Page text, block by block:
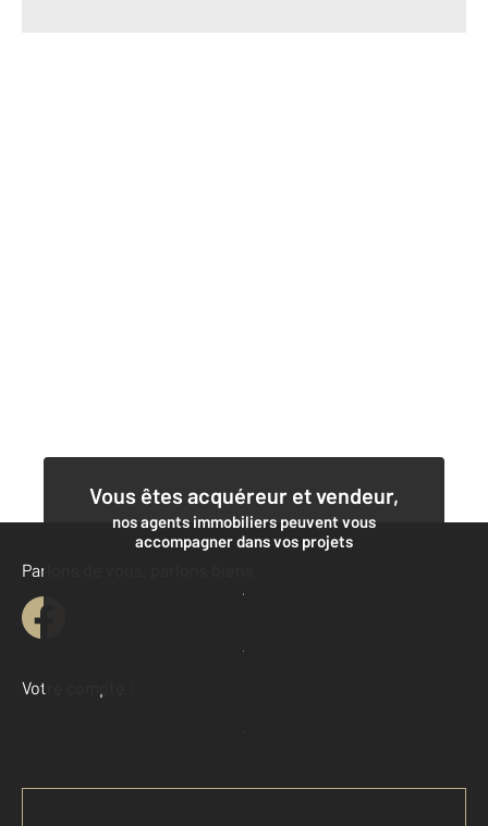
Vous êtes acquéreur et vendeur,
nos agents immobiliers peuvent vous
accompagner dans vos projets
Contacter l'agence
Demander une estimation
Parlons de vous, parlons biens
Votre compte :
Accéder à mon compte